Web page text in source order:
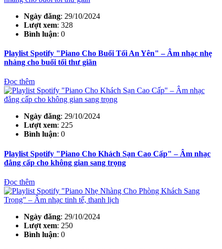
Ngày đăng: 29/10/2024
Lượt xem: 328
Bình luận: 0
Playlist Spotify "Piano Cho Buổi Tối An Yên" – Âm nhạc nhẹ
nhàng cho buổi tối thư giãn
Đọc thêm
Ngày đăng: 29/10/2024
Lượt xem: 225
Bình luận: 0
Playlist Spotify "Piano Cho Khách Sạn Cao Cấp" – Âm nhạc
đẳng cấp cho không gian sang trọng
Đọc thêm
Ngày đăng: 29/10/2024
Lượt xem: 250
Bình luận: 0